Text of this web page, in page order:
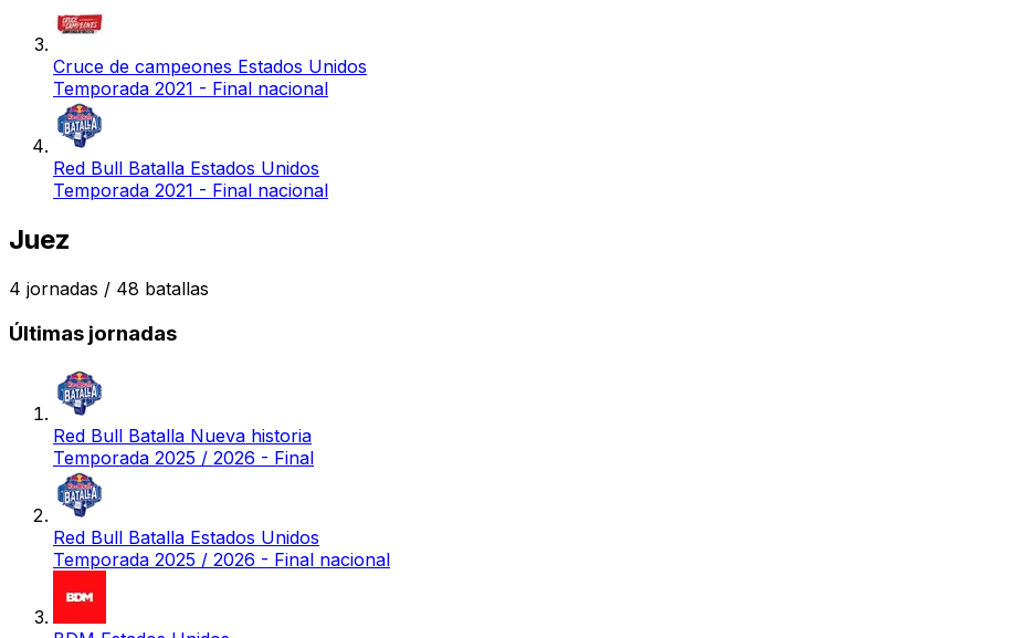
Cruce de campeones Estados Unidos
Temporada 2021 - Final nacional
Red Bull Batalla Estados Unidos
Temporada 2021 - Final nacional
Juez
4 jornadas / 48 batallas
Últimas jornadas
Red Bull Batalla Nueva historia
Temporada 2025 / 2026 - Final
Red Bull Batalla Estados Unidos
Temporada 2025 / 2026 - Final nacional